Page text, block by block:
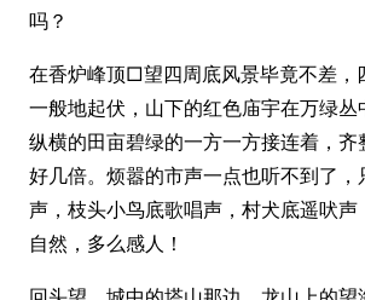
吗？
在香炉峰顶□望四周底风景毕竟不差，
一般地起伏，山下的红色庙宇在万绿丛
纵横的田亩碧绿的一方一方接连着，
好几倍。烦嚣的市声一点也听不到了，
声，枝头小鸟底歌唱声，村犬底遥吠声
自然，多么感人！